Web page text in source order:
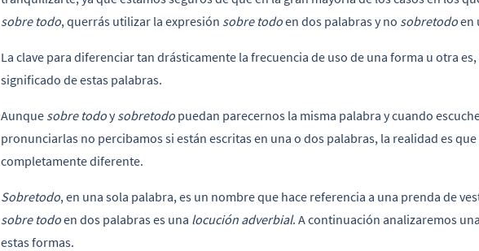
sobre todo, querrás utilizar la expresión sobre todoen dos palabras y no sobretodoen
La clave para diferenciar tan drásticamente la frecuencia de uso de una forma u otra
significado de estas palabras.
Aunque sobre todoysobretodo puedan parecernos la misma palabra y cuando
pronunciarlas no percibamos si están escritas en una o dos palabras, la realidad es
completamente diferente.
Sobretodo, en una sola palabra, es un nombre que hace referencia a una prenda de
sobre todoen dos palabras es una locución adverbial. A continuación analizaremos
estas formas.